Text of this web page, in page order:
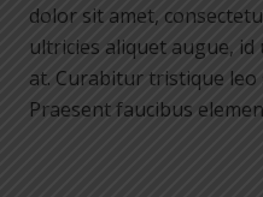
dolor sit amet,
ultricies aliquet augue,
at. Curabitur tristique leo
Praesent faucibus